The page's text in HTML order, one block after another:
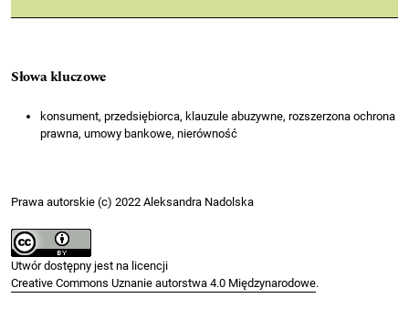
Słowa kluczowe
konsument, przedsiębiorca, klauzule abuzywne, rozszerzona ochrona
prawna, umowy bankowe, nierówność
Prawa autorskie (c) 2022 Aleksandra Nadolska
Utwór dostępny jest na licencji
Creative Commons Uznanie autorstwa 4.0 Międzynarodowe.